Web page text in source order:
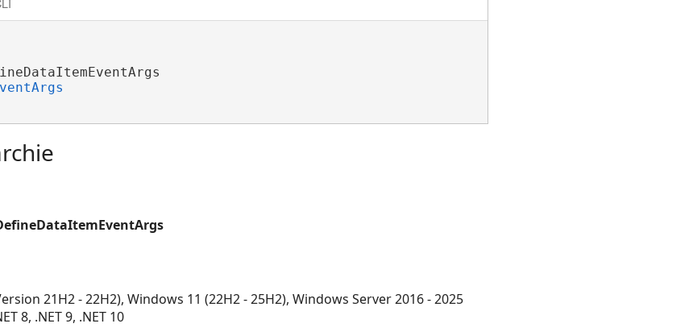
21H2 - 22H2), Windows 11 (22H2 - 25H2), Windows Server 2016 - 2025
8, .NET 9, .NET 10